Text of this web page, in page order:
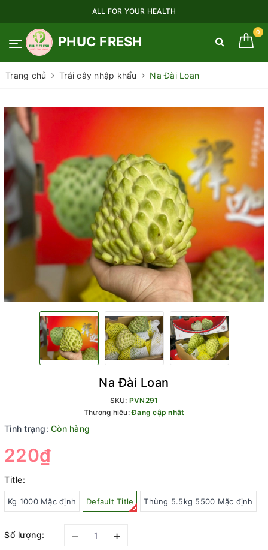
ALL FOR YOUR HEALTH
PHUC FRESH
0
Trang chủ Trái cây nhập khẩu Na Đài Loan
Na Đài Loan
SKU: PVN291
Thương hiệu:Đang cập nhật
Tình trạng: Còn hàng
220₫
Title:
Kg 1000 Mặc định Default Title Thùng 5.5kg 5500 Mặc định
Số lượng: – +